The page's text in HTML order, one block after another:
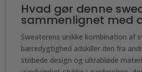
Hvad gør denne
sammenlignet med
Sweaterens unikke kombination af
bæredygtighed adskiller den fra
stribede design og ultrabløde